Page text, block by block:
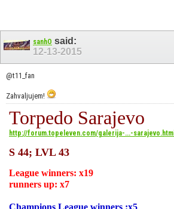
sanhO said:
12-13-2015
@t11_fan
Zahvaljujem!
Torpedo Sarajevo
http://forum.topeleven.com/galerija-...-sarajevo.html
S 44; LVL 43
League winners: x19
runners up: x7
Champions League winners :x5